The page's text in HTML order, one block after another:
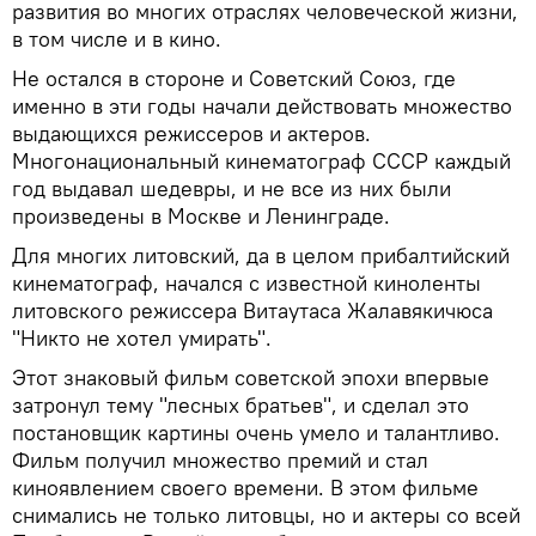
развития во многих отраслях человеческой жизни,
в том числе и в кино.
Не остался в стороне и Советский Союз, где
именно в эти годы начали действовать множество
выдающихся режиссеров и актеров.
Многонациональный кинематограф СССР каждый
год выдавал шедевры, и не все из них были
произведены в Москве и Ленинграде.
Для многих литовский, да в целом прибалтийский
кинематограф, начался с известной киноленты
литовского режиссера Витаутаса Жалавякичюса
"Никто не хотел умирать".
Этот знаковый фильм советской эпохи впервые
затронул тему "лесных братьев", и сделал это
постановщик картины очень умело и талантливо.
Фильм получил множество премий и стал
киноявлением своего времени. В этом фильме
снимались не только литовцы, но и актеры со всей